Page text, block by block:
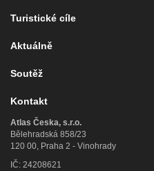
Turistické cíle
Aktuálně
Soutěž
Kontakt
Atlas Česka, s.r.o.
Bělehradská 858/23
120 00, Praha 2 - Vinohrady
IČ: 24208621